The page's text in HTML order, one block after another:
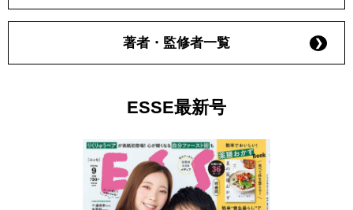
著者・監修者一覧
ESSE最新号